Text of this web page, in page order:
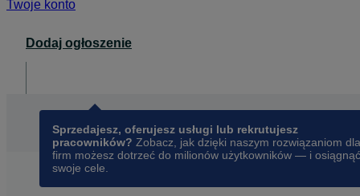
Twoje konto
Dodaj ogłoszenie
Sprzedajesz, oferujesz usługi lub rekrutujesz
pracowników? Zobacz, jak dzięki naszym rozwiązaniom dla
firm możesz dotrzeć do milionów użytkowników — i osiągnąć
swoje cele.